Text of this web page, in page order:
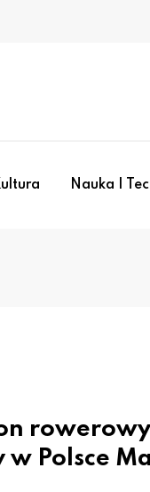
Nauka I
rowerowy
Polsce